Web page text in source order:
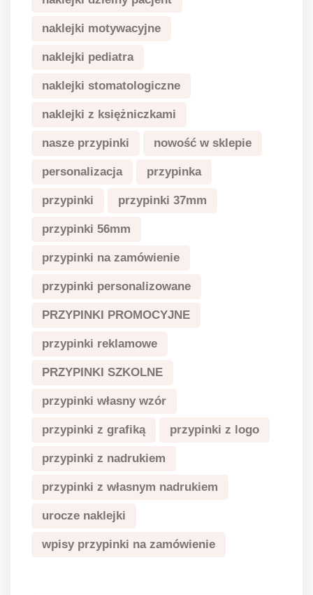
naklejki motywacyjne
naklejki pediatra
naklejki stomatologiczne
naklejki z księżniczkami
nasze przypinki nowość w sklepie
personalizacja przypinka
przypinki przypinki 37mm
przypinki 56mm
przypinki na zamówienie
przypinki personalizowane
PRZYPINKI PROMOCYJNE
przypinki reklamowe
PRZYPINKI SZKOLNE
przypinki własny wzór
przypinki z grafiką przypinki z logo
przypinki z nadrukiem
przypinki z własnym nadrukiem
urocze naklejki
wpisy przypinki na zamówienie